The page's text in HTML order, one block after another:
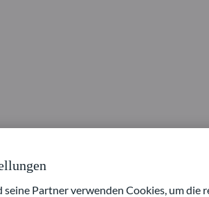
Wie kann ich
Partner verwenden Cookies, um die